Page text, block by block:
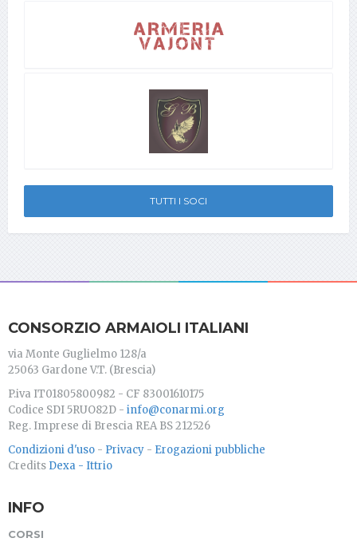
TUTTI I SOCI
CONSORZIO ARMAIOLI ITALIANI
via Monte Guglielmo 128/a
25063 Gardone V.T. (Brescia)
P.iva IT01805800982 - CF 83001610175
Codice SDI 5RUO82D - info@conarmi.org
Reg. Imprese di Brescia REA BS 212526
Condizioni d'uso - Privacy - Erogazioni pubbliche
Credits Dexa - Ittrio
INFO
CORSI